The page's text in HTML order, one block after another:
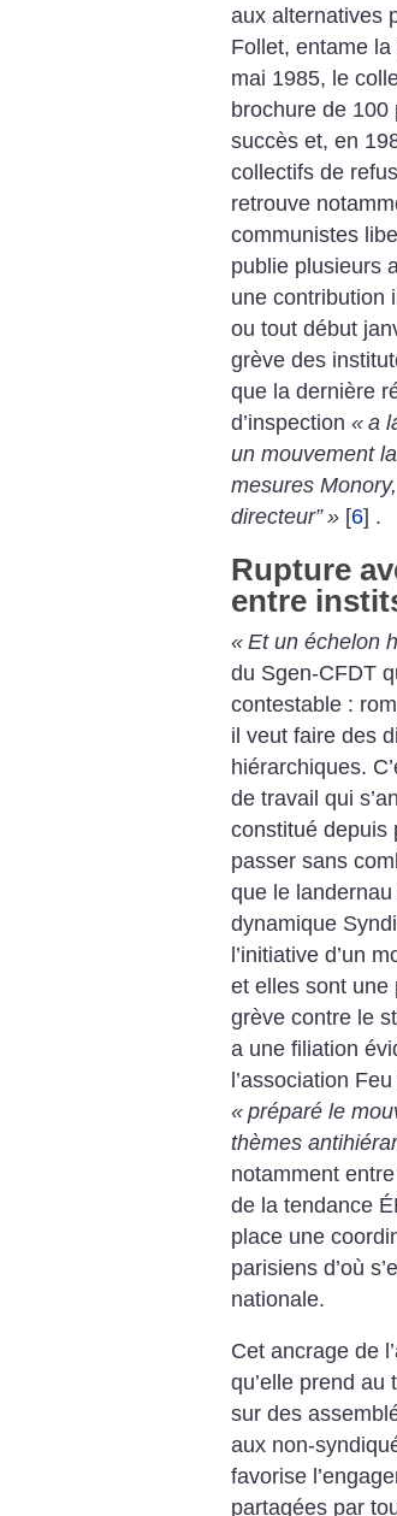
aux alternatives
Follet, entame
mai 1985, le
brochure de 100
succès et, en
collectifs de
retrouve
communistes
publie plusieurs
une contribution
ou tout début
grève des
que la dernière
d’inspection « a
un mouvement
mesures
directeur” » [6] .
Rupture
entre
« Et un échelon
du Sgen-CFDT
contestable :
il veut faire des
hiérarchiques.
de travail qui
constitué depuis
passer sans
que le
dynamique
l’initiative d’un
et elles sont une
grève contre le
a une filiation
l’association
« préparé le
thèmes
notamment
de la tendance
place une
parisiens d’où
nationale.
Cet ancrage de
qu’elle prend
sur des
aux non-­
favorise
partagées par